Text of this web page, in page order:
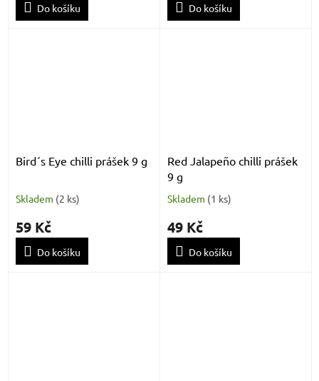
Do košíku Do košíku
Bird´s Eye chilli prášek 9 g
Skladem (2 ks)
59 Kč
Do košíku
Red Jalapeño chilli prášek
9 g
Skladem (1 ks)
49 Kč
Do košíku